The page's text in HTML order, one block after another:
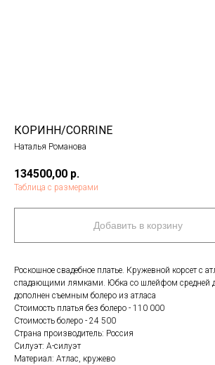
КОРИНН/CORRINE
Наталья Романова
134500,00 р.
Таблица с размерами
Добавить в корзину
Роскошное свадебное платье. Кружевной корсет с
спадающими лямками. Юбка со шлейфом средней
дополнен съемным болеро из атласа
Стоимость платья без болеро - 110 000
Стоимость болеро - 24 500
Страна производитель: Россия
Силуэт: А-силуэт
Материал: Атлас, кружево